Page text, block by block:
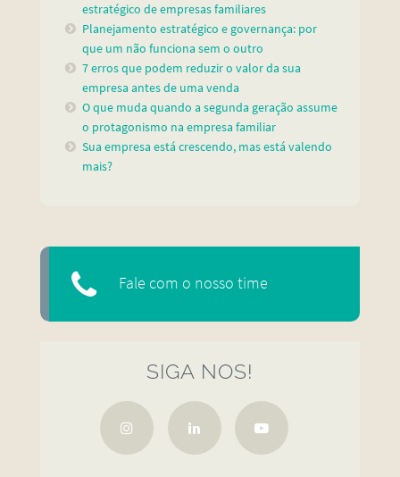
estratégico de empresas familiares
Planejamento estratégico e governança: por
que um não funciona sem o outro
7 erros que podem reduzir o valor da sua
empresa antes de uma venda
O que muda quando a segunda geração assume
o protagonismo na empresa familiar
Sua empresa está crescendo, mas está valendo
mais?
Fale com o nosso time
SIGA NOS!